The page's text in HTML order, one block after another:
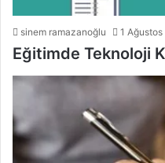
sinem ramazanoğlu 1
Eğitimde Teknoloji